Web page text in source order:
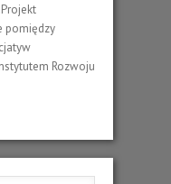
pomiędzy
Rozwoju